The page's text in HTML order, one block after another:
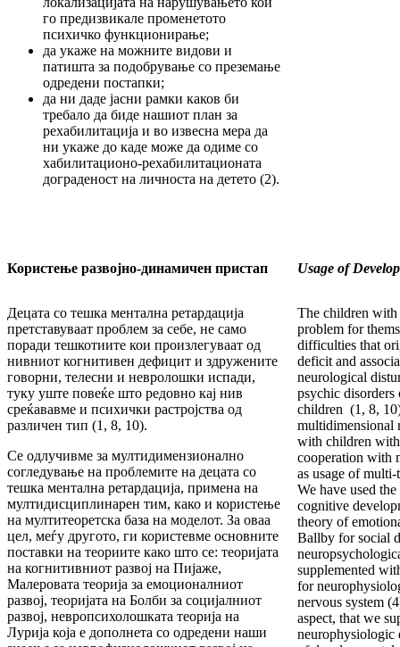
го предизвикале променетото
психичко функционирање;
да укаже на можните видови и
патишта за подобрување со преземање
одредени постапки;
да ни даде јасни рамки каков би
требало да биде нашиот план за
рехабилитација и во извесна мера да
ни укаже до каде може да одиме со
хабилитационо-рехабилитационата
дограденост на личноста на детето (2).
Користење развојно-динамичен пристап Usage of
Децата со тешка ментална ретардација
претставуваат проблем за себе, не само
поради тешкотиите кои произлегуваат од
нивниот когнитивен дефицит и здружените
говорни, телесни и невролошки испади,
туку уште повеќе што редовно кај нив
среќававме и психички растројства од
различен тип (1, 8, 10).
Се одлучивме за мултидимензионално
согледување на проблемите на децата со
тешка ментална ретардација, примена на
мултидисциплинарен тим, како и користење
на мултитеоретска база на моделот. За оваа
цел, меѓу другото, ги користевме основните
поставки на теориите како што се: теоријата
на когнитивниот развој на Пијаже,
Малеровата теорија за емоционалниот
развој, теоријата на Болби за социјалниот
развој, невропсихолошката теорија на
Лурија која е дополнета со одредени наши
The children with
problem for
difficulties that
deficit and
neurological
psychic
children (1, 8,
multidimensional
with children with
cooperation with
as usage of
We have used
cognitive
theory of
Ballby for social
supplemented
for
nervous system
aspect, that we
neurophysiologic